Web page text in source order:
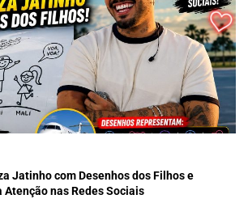
Jatinho com Desenhos dos Filhos e
Atenção nas Redes Sociais